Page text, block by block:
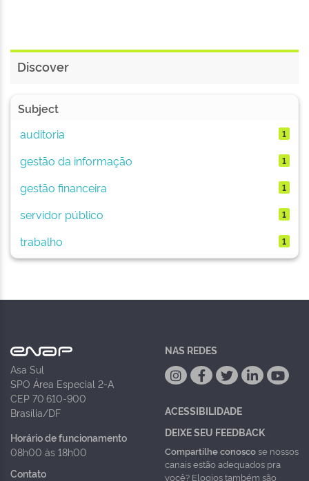
Discover
Subject
auditoria
1
gestão da informação 1
gestão financeira 1
servidor público 1
trabalho 1
Asa Sul
SPO Área Especial 2-A
CEP 70.610-900
Brasília/DF
Horário de funcionamento
08h00 às 18h00
Contato
NAS REDES
ACESSIBILIDADE
DEIXE SEU FEEDBACK
Compartilhe conoscose nossos
canais estão adequados pra
você? Elogios também são